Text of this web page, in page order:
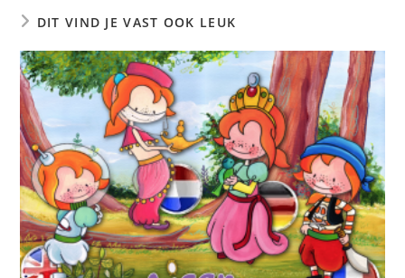
DIT VIND JE VAST OOK LEUK